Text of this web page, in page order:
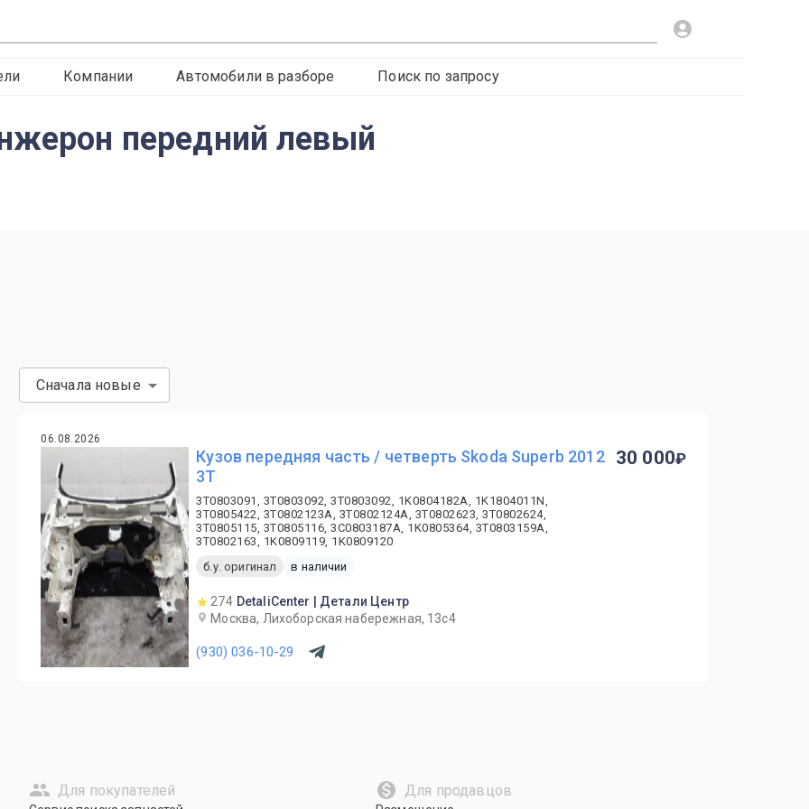
Компании Автомобили в разборе Поиск по запросу
передний левый
Сначала новые
06.08.2026
Кузов передняя часть / четверть Skoda Superb 2012
3T
3T0803091, 3T0803092, 3T0803092, 1K0804182A, 1K1804011N,
3T0805422, 3T0802123A, 3T0802124A, 3T0802623, 3T0802624,
3T0805115, 3T0805116, 3C0803187A, 1K0805364, 3T0803159A,
3T0802163, 1K0809119, 1K0809120
б.у. оригинал
в наличии
274 DetaliCenter | Детали Центр
Москва, Лихоборская набережная, 13с4
(930) 036-10-29
30 000
Для покупателей Для продавцов